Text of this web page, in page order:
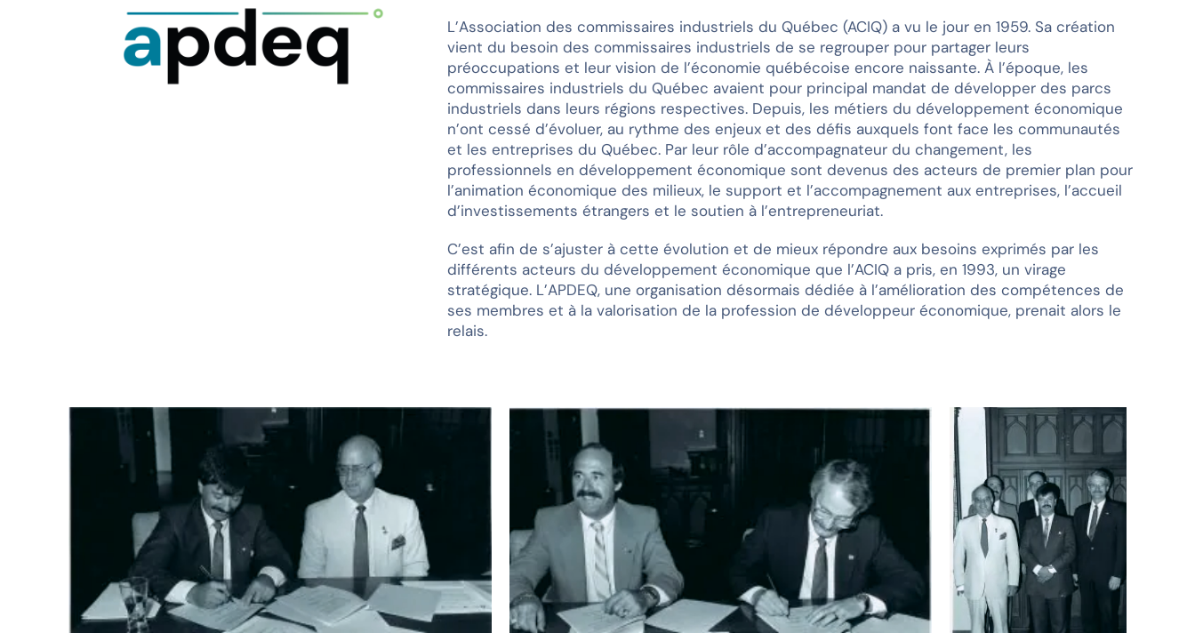
L’Association des commissaires industriels du Québec (ACIQ) a vu le jour en 1959. Sa création
vient du besoin des commissaires industriels de se regrouper pour partager leurs
préoccupations et leur vision de l’économie québécoise encore naissante. À l’époque, les
commissaires industriels du Québec avaient pour principal mandat de développer des parcs
industriels dans leurs régions respectives. Depuis, les métiers du développement économique
n’ont cessé d’évoluer, au rythme des enjeux et des défis auxquels font face les communautés
et les entreprises du Québec. Par leur rôle d’accompagnateur du changement, les
professionnels en développement économique sont devenus des acteurs de premier plan pour
l’animation économique des milieux, le support et l’accompagnement aux entreprises, l’accueil
d’investissements étrangers et le soutien à l’entrepreneuriat.
C’est afin de s’ajuster à cette évolution et de mieux répondre aux besoins exprimés par les
différents acteurs du développement économique que l’ACIQ a pris, en 1993, un virage
stratégique. L’APDEQ, une organisation désormais dédiée à l’amélioration des compétences de
ses membres et à la valorisation de la profession de développeur économique, prenait alors le
relais.